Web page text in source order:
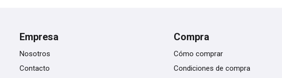
Empresa
Nosotros
Contacto
Compra
Cómo comprar
Condiciones de compra